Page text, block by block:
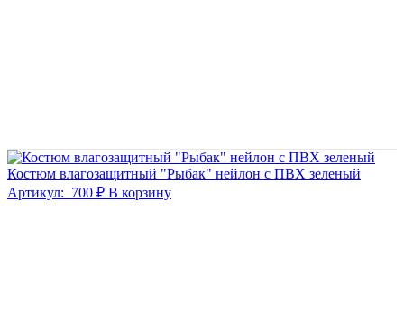
Костюм влагозащитный "Рыбак" нейлон с ПВХ зеленый
Артикул: 700 ₽ В корзину